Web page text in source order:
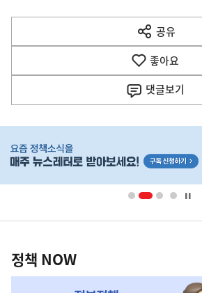
다
음
공유
열
기
좋아요
댓글보기
단
영
책
NOW,
정책 NOW